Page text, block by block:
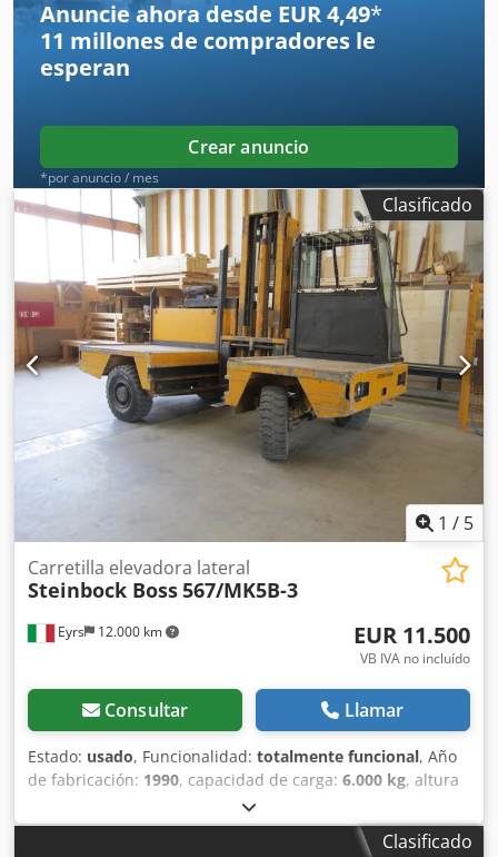
1200 x 900 x 850 mm Peso total aprox.: 130 kg
Anuncie ahora desde EUR 4,49*
11 millones de compradores le
esperan
Crear anuncio
*por anuncio / mes
Clasificado
1 / 5
Eyrs 12.000 km
Carretilla elevadora lateral
Steinbock Boss567/MK5B-3
EUR 11.500
VB IVA no incluído
Consultar Llamar
Estado: usado, Funcionalidad: totalmente funcional, Año
de fabricación: 1990, capacidad de carga: 6.000 kg, altura
, tipo de combustible:
fabricante de motores:Perkins, Equipamiento:cabina,
Clasificado